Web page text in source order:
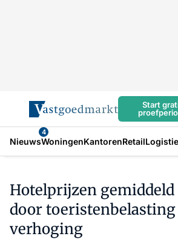
Start
Nieuws
4
WoningenKantorenRetail
Hotelprijzen gemiddeld
door
verhoging